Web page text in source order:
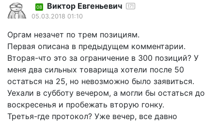
08 Виктор Евгеньевич 171
05.03.2018 01:10
Оргам незачет по трем позициям.
Первая описана в предыдущем комментарии.
Вторая-что это за ограничение в 300 позиций? У
меня два сильных товарища хотели после 50
остаться на 25, но невозможно было заявиться.
Уехали в субботу вечером, а могли бы остаться до
воскресенья и пробежать вторую гонку.
Третья-где протокол? Уже вечер, все давно